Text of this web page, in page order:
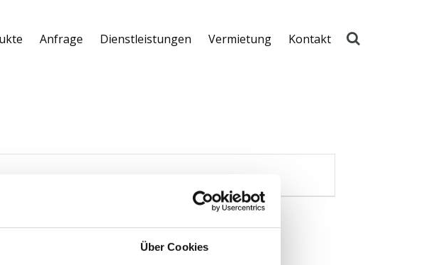
Über Cookies
Anfrage Dienstleistungen Vermietung Kontakt